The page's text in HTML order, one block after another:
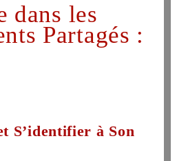
dans les
Partagés :
S’identifier à Son